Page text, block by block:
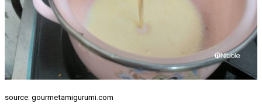
source: gourmetamigurumi.com